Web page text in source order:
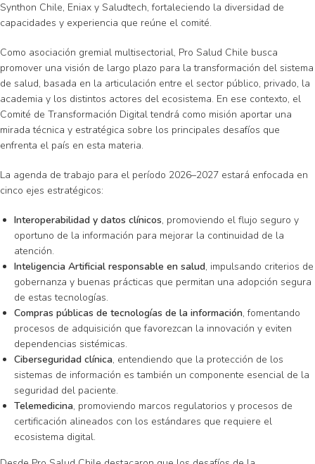
Synthon Chile, Eniax y Saludtech, fortaleciendo la diversidad de
capacidades y experiencia que reúne el comité.
Como asociación gremial multisectorial, Pro Salud Chile busca
promover una visión de largo plazo para la transformación del sistema
de salud, basada en la articulación entre el sector público, privado, la
academia y los distintos actores del ecosistema. En ese contexto, el
Comité de Transformación Digital tendrá como misión aportar una
mirada técnica y estratégica sobre los principales desafíos que
enfrenta el país en esta materia.
La agenda de trabajo para el período 2026–2027 estará enfocada en
cinco ejes estratégicos:
Interoperabilidad y datos clínicos, promoviendo el flujo seguro y
oportuno de la información para mejorar la continuidad de la
atención.
Inteligencia Artificial responsable en salud, impulsando criterios de
gobernanza y buenas prácticas que permitan una adopción segura
de estas tecnologías.
Compras públicas de tecnologías de la información, fomentando
procesos de adquisición que favorezcan la innovación y eviten
dependencias sistémicas.
Ciberseguridad clínica, entendiendo que la protección de los
sistemas de información es también un componente esencial de la
seguridad del paciente.
Telemedicina, promoviendo marcos regulatorios y procesos de
certificación alineados con los estándares que requiere el
ecosistema digital.